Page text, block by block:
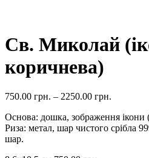
Св. Миколай
коричнева)
750.00 грн. – 2250.00 грн.
Основа: дошка, зображення ікони
Риза: метал, шар чистого срібла
шар.